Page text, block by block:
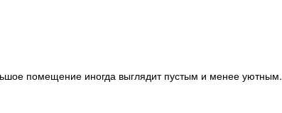
помещение иногда выглядит пустым и менее уютным.